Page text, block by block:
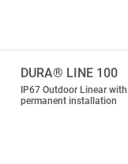
DURA® LINE 100
IP67 Outdoor Linear
permanent installation